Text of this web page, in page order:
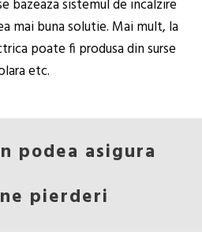
bazeaza sistemul de incalzire
mai buna solutie. Mai mult, la
poate fi produsa din surse
etc.
podea asigura
pierderi